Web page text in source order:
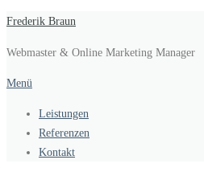
Zum
springen
Frederik Braun
Webmaster & Online Marketing Manager
Menü
Leistungen
Referenzen
Kontakt